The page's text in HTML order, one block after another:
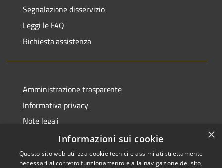
Segnalazione disservizio
Leggi le FAQ
Richiesta assistenza
Amministrazione trasparente
Informativa privacy
Note legali
Dichiarazione di accessibilità
×
Informazioni sui cookie
Questo sito web utilizza cookie tecnici e assimilati strettamente
necessari al corretto funzionamento e alla navigazione del sito,